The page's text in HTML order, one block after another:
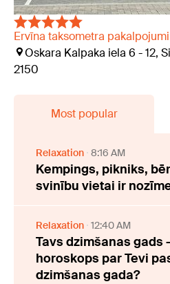
Ervīna taksometra
Oskara Kalpaka iela 6 - 12,
2150
Most popular
Relaxation 8:16 AM
Kempings, pikniks,
svinību vietai ir
Relaxation 12:40 AM
Tavs dzimšanas gads
horoskops par Tevi
dzimšanas gada?